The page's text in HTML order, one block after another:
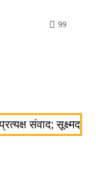
99
प्रत्यक्ष संवाद;